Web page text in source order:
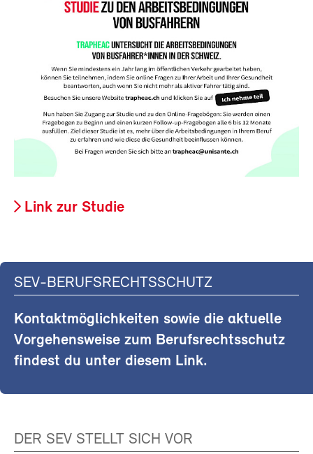
Link zur Studie
SEV-BERUFSRECHTSSCHUTZ
Kontaktmöglichkeiten sowie die aktuelle
Vorgehensweise zum Berufsrechtsschutz
findest du unter diesem Link.
DER SEV STELLT SICH VOR